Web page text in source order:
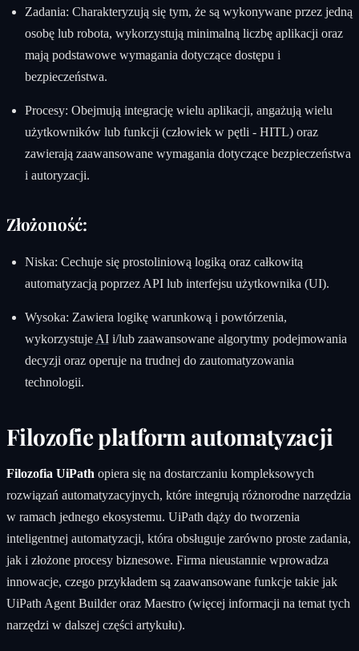
Zadania: Charakteryzują się tym, że są wykonywane przez jedną
osobę lub robota, wykorzystują minimalną liczbę aplikacji oraz
mają podstawowe wymagania dotyczące dostępu i
bezpieczeństwa.
Procesy: Obejmują integrację wielu aplikacji, angażują wielu
użytkowników lub funkcji (człowiek w pętli - HITL) oraz
zawierają zaawansowane wymagania dotyczące bezpieczeństwa
i autoryzacji.
Złożoność:
Niska: Cechuje się prostoliniową logiką oraz całkowitą
automatyzacją poprzez API lub interfejsu użytkownika (UI).
Wysoka: Zawiera logikę warunkową i powtórzenia,
wykorzystuje AIi/lub zaawansowane algorytmy podejmowania
decyzji oraz operuje na trudnej do zautomatyzowania
technologii.
Filozofie platform automatyzacji
Filozofia UiPath opiera się na dostarczaniu kompleksowych
rozwiązań automatyzacyjnych, które integrują różnorodne narzędzia
w ramach jednego ekosystemu. UiPath dąży do tworzenia
inteligentnej automatyzacji, która obsługuje zarówno proste zadania,
jak i złożone procesy biznesowe. Firma nieustannie wprowadza
innowacje, czego przykładem są zaawansowane funkcje takie jak
UiPath Agent Builder oraz Maestro (więcej informacji na temat tych
narzędzi w dalszej części artykułu).